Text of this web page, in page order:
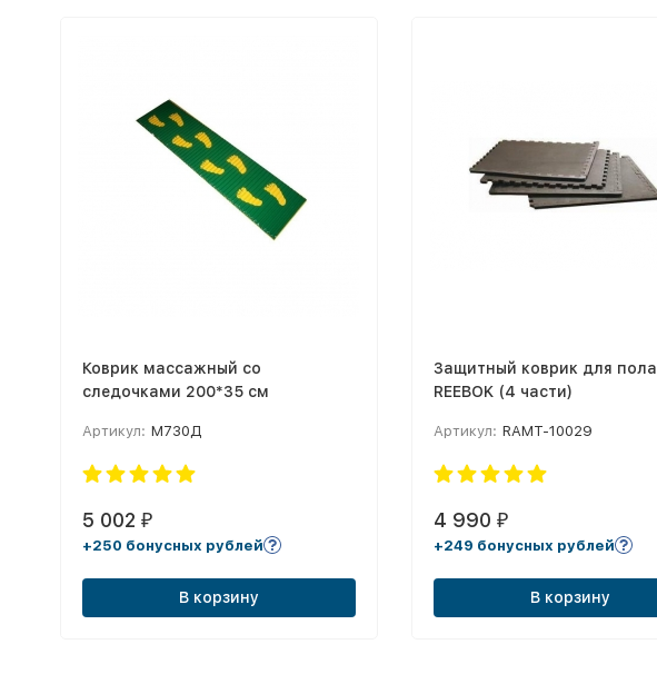
Коврик массажный со
следочками 200*35 см
Артикул: М730Д
5 002 ₽
+250 бонусных рублей
В корзину
Защитный коврик для пола
REEBOK (4 части)
Артикул: RAMT-10029
4 990₽
+249 бонусных рублей
В корзину